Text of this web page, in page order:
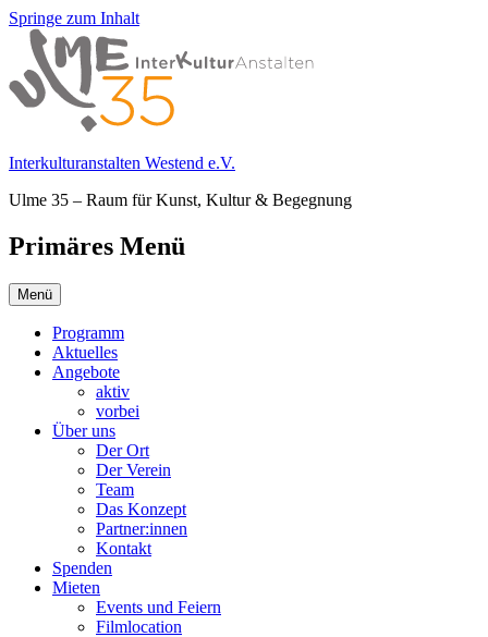
Springe zum Inhalt
Interkulturanstalten Westend e.V.
Ulme 35 – Raum für Kunst, Kultur & Begegnung
Primäres Menü
Menü
Programm
Aktuelles
Angebote
aktiv
vorbei
Über uns
Der Ort
Der Verein
Team
Das Konzept
Partner:innen
Kontakt
Spenden
Mieten
Events und Feiern
Filmlocation